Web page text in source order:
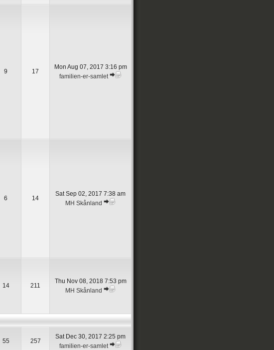
9 17
Mon Aug 07, 2017 3:16 pm
familien-er-samlet
6 14
Sat Sep 02, 2017 7:38 am
MH Skånland
14 211
Thu Nov 08, 2018 7:53 pm
MH Skånland
55 257
Sat Dec 30, 2017 2:25 pm
familien-er-samlet